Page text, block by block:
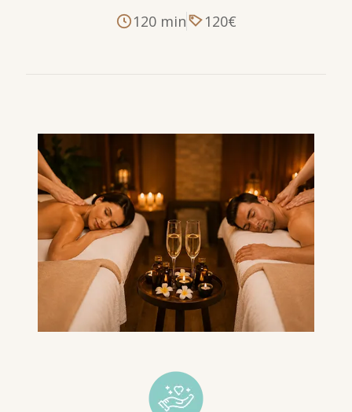
120 min 120€